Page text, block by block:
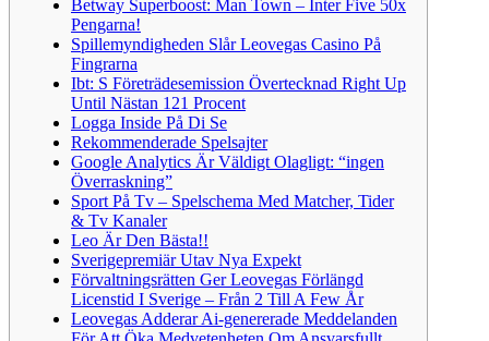
Betway Superboost: Man Town – Inter Five 50x
Pengarna!
Spillemyndigheden Slår Leovegas Casino På
Fingrarna
Ibt: S Företrädesemission Övertecknad Right Up
Until Nästan 121 Procent
Logga Inside På Di Se
Rekommenderade Spelsajter
Google Analytics Är Väldigt Olagligt: “ingen
Överraskning”
Sport På Tv – Spelschema Med Matcher, Tider
& Tv Kanaler
Leo Är Den Bästa!!
Sverigepremiär Utav Nya Expekt
Förvaltningsrätten Ger Leovegas Förlängd
Licenstid I Sverige – Från 2 Till A Few År
Leovegas Adderar Ai-genererade Meddelanden